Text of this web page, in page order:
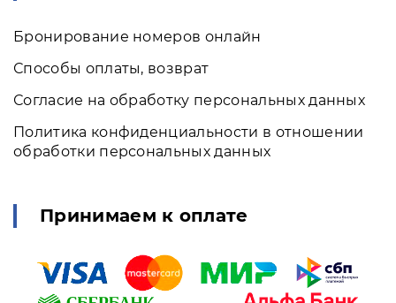
Бронирование номеров онлайн
Способы оплаты, возврат
Согласие на обработку персональных данных
Политика конфиденциальности в отношении
обработки персональных данных
Принимаем к оплате